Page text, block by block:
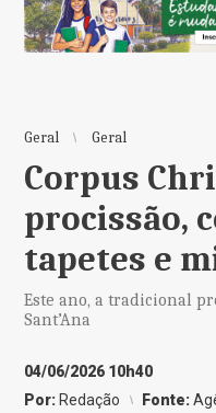
Geral Geral
Corpus
procissão,
tapetes e
Este ano, a tradicional
Sant’Ana
04/06/2026 10h40
Por: Redação Fonte: